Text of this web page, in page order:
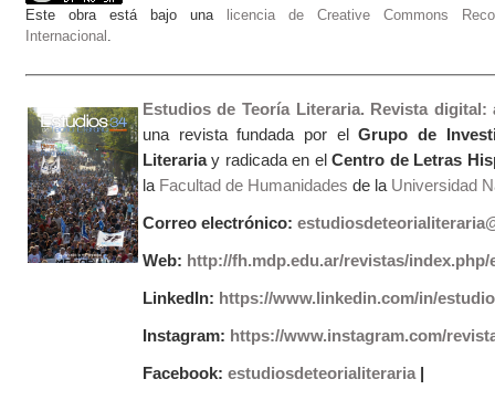
Este obra está bajo una
licencia de Creative Commons
Internacional
Estudios de Teoría Literaria. Revista
una revista fundada por elGrupo de
Literariay radicada en elCentro de Letras
la Facultad de Humanidades de laUniversidad
Correo electrónico:
Web: http://fh.mdp.edu.ar/revistas/index.php/
LinkedIn: https://www.linkedin.com/in/
Instagram: https://www.instagram.com/
Facebook: estudiosdeteorialiteraria|